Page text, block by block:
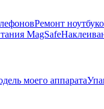
Ремонт
MagSafe
моего аппарата